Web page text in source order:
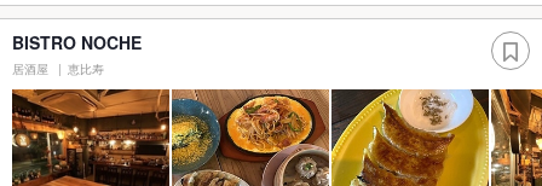
BISTRO NOCHE
居酒屋 恵比寿